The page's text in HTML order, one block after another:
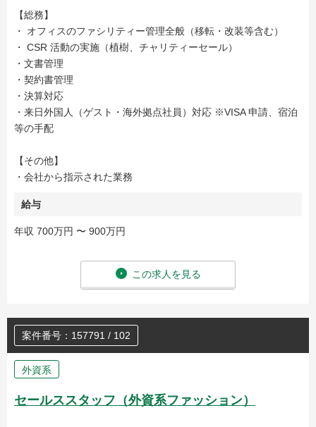
【総務】
・ オフィスのファシリティー管理全般（移転・改装等含む）
・ CSR 活動の実施（植樹、チャリティーセール）
・文書管理
・契約書管理
・決算対応
・来日外国人（ゲスト・海外拠点社員）対応 ※VISA 申請、宿泊
等の手配
【その他】
・会社から指示された業務
給与
年収 700万円 〜 900万円
この求人を見る
案件番号：157791 / 102
外資系
セールススタッフ（外資系ファッション）